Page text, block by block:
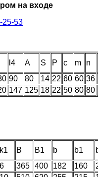
на входе
l4 А S P c m
n
90 80 14 22 60 60 36
147 125 18 22 50 80 80
k1 B B1 b b1
6 365 400 182 160